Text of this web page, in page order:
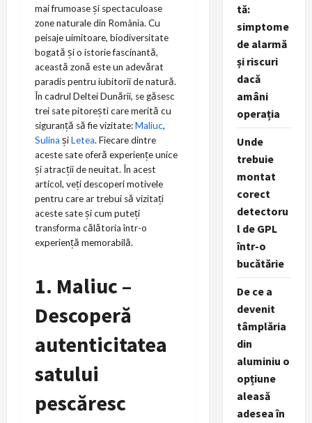
mai frumoase și spectaculoase
zone naturale din România. Cu
peisaje uimitoare, biodiversitate
bogată și o istorie fascinantă,
această zonă este un adevărat
paradis pentru iubitorii de natură.
În cadrul Deltei Dunării, se găsesc
trei sate pitorești care merită cu
siguranță să fie vizitate:Maliuc,
Sulina șiLetea. Fiecare dintre
aceste sate oferă experiențe unice
și atracții de neuitat. În acest
articol, veți descoperi motivele
pentru care ar trebui să vizitați
aceste sate și cum puteți
transforma călătoria într-o
experiență memorabilă.
1. Maliuc –
Descoperă
autenticitatea
satului
pescăresc
tă:
simptome
de alarmă
și riscuri
dacă
amâni
operația
Unde
trebuie
montat
corect
detectoru
l de GPL
într-o
bucătărie
De ce a
devenit
tâmplăria
din
aluminiu o
opțiune
aleasă
adesea în